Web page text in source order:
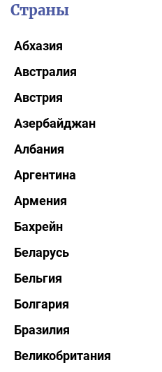
Страны
Абхазия
Австралия
Австрия
Азербайджан
Албания
Аргентина
Армения
Бахрейн
Беларусь
Бельгия
Болгария
Бразилия
Великобритания